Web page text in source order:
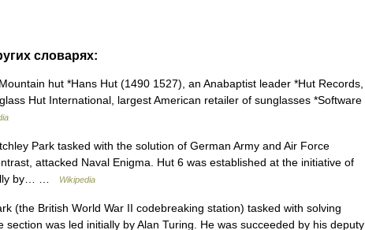
словарях:
hut *Hans Hut (1490 1527), an Anabaptist leader *Hut Records,
Hut International, largest American retailer of sunglasses *Software
Park tasked with the solution of German Army and Air Force
attacked Naval Enigma. Hut 6 was established at the initiative of
by… …
Wikipedia
(the British World War II codebreaking station) tasked with solving
was led initially by Alan Turing. He was succeeded by his deputy